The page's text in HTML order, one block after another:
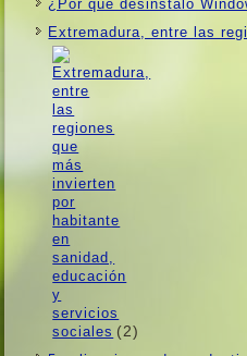
¿Por qué desinstalo
Extremadura, entre las
(2)